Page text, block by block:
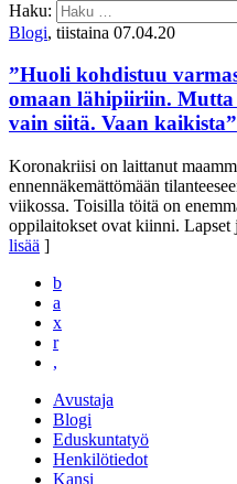
Haku:
Blogi, tiistaina 07.04.20
”Huoli kohdistuu
omaan lähipiiriin. Mutta
vain siitä. Vaan kaikista”
Koronakriisi on laittanut
ennennäkemättömään
viikossa. Toisilla töitä on
oppilaitokset ovat kiinni. Lapset
lisää ]
b
a
x
r
,
Avustaja
Blogi
Eduskuntatyö
Henkilötiedot
Kansi